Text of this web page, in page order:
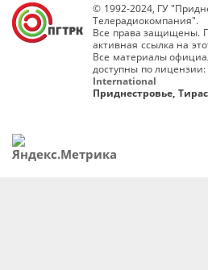
© 1992-2024, ГУ
Телерадиокомпания".
Все права защищены.
активная ссылка на
Все материалы
доступны по лицензии:
International
Приднестровье,